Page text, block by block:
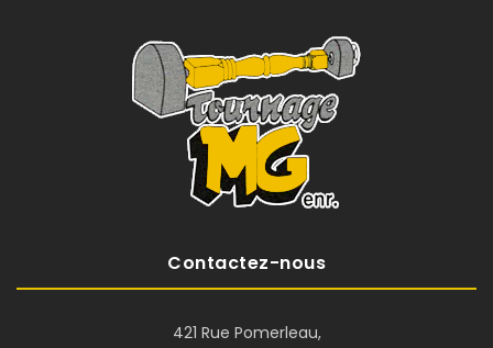
Contactez-nous
421 Rue Pomerleau,